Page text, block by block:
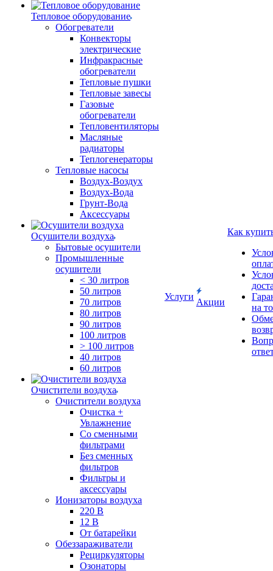
Тепловое оборудование
Обогреватели
Конвекторы
электрические
Инфракрасные
обогреватели
Тепловые пушки
Тепловые завесы
Газовые
обогреватели
Тепловентиляторы
Масляные
радиаторы
Теплогенераторы
Тепловые насосы
Воздух-Воздух
Воздух-Вода
Грунт-Вода
Аксессуары
Осушители воздуха
Бытовые осушители
Промышленные
осушители
< 30 литров
50 литров
70 литров
80 литров
90 литров
100 литров
> 100 литров
40 литров
60 литров
Очистители воздуха
Очистители воздуха
Очистка +
Увлажнение
Cо сменными
фильтрами
Без сменных
фильтров
Фильтры и
аксессуары
Ионизаторы воздуха
220 В
12 В
От батарейки
Обеззараживатели
Рециркуляторы
Озонаторы
Услуги
Акции
Как
на